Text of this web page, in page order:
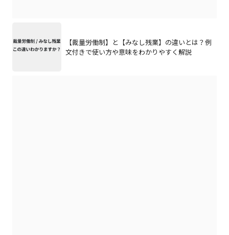
【裁量労働制】と【みなし残業】の違いとは？例
文付きで使い方や意味をわかりやすく解説